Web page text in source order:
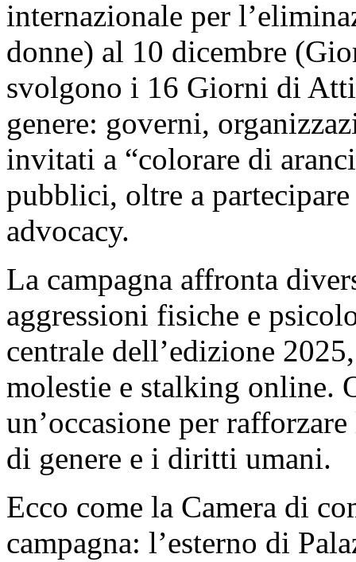
internazionale per
donne) al 10 dicembre
svolgono i 16 Giorni di
genere: governi,
invitati a “colorare di
pubblici, oltre a
advocacy.
La campagna affronta
aggressioni fisiche e
centrale dell’edizione
molestie e stalking online.
un’occasione per
di genere e i diritti umani.
Ecco come la Camera di
campagna: l’esterno di